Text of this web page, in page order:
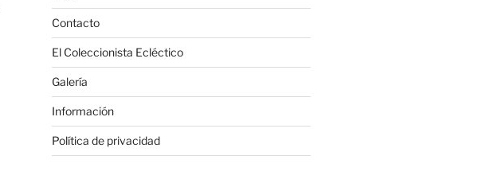
Contacto
El Coleccionista Ecléctico
Galería
Información
Política de privacidad